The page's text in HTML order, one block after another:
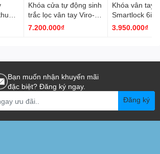
Khóa cửa tự động sinh
trắc lọc vân tay Viro-
Smartlock VR-G51
7.200.000₫
Khóa vân tay
Smartlock
H06
3.950.000₫
Bạn muốn nhận khuyến mãi
đặc biệt? Đăng ký ngay.
Đăng ký